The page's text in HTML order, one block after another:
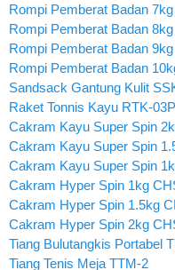
Rompi Pemberat Badan
Rompi Pemberat Badan
Rompi Pemberat Badan
Rompi Pemberat Badan
Sandsack Gantung Kulit
Raket Tonnis Kayu RTK-03P
Cakram Kayu Super Spin
Cakram Kayu Super Spin
Cakram Kayu Super Spin
Cakram Hyper Spin 1kg
Cakram Hyper Spin 1.5kg
Cakram Hyper Spin 2kg
Tiang Bulutangkis Portabel
Tiang Tenis Meja TTM-2